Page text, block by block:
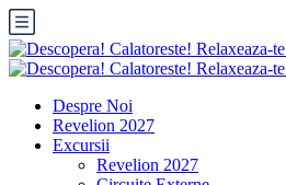
Despre Noi
Revelion 2027
Excursii
Revelion 2027